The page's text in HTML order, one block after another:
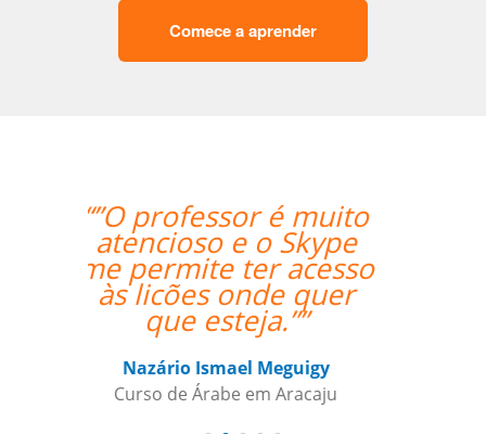
Comece a aprender
“” Destaco o trabalho
do Professor Enrico,
que sempre foi
extremamente
pontual.””
Reginaldo Pontirolli
Curso de Italiano em Guarulhos,